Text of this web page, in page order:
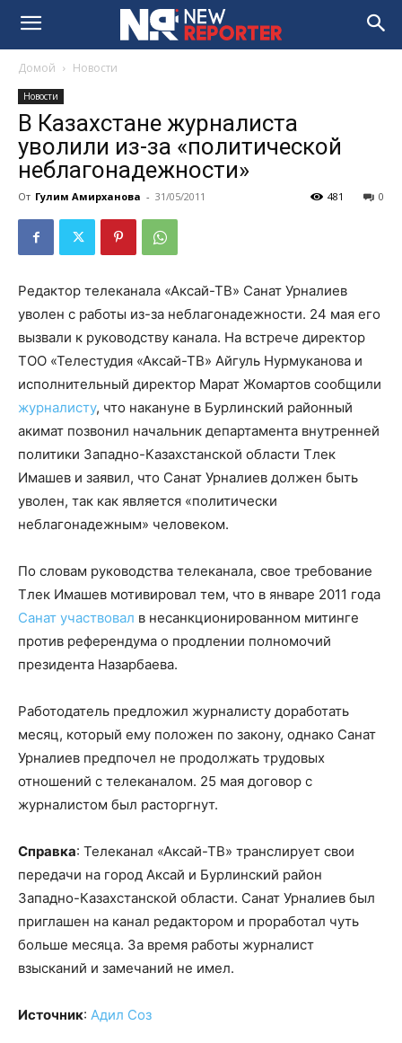
Домой Новости
Новости
В Казахстане журналиста
уволили из-за «политической
неблагонадежности»
От Гулим Амирханова - 31/05/2011 0
481
Редактор телеканала «Аксай-ТВ» Санат Урналиев
уволен с работы из-за неблагонадежности. 24 мая его
вызвали к руководству канала. На встрече директор
ТОО «Телестудия «Аксай-ТВ» Айгуль Нурмуканова и
исполнительный директор Марат Жомартов сообщили
журналисту, что накануне в Бурлинский районный
акимат позвонил начальник департамента внутренней
политики Западно-Казахстанской области Тлек
Имашев и заявил, что Санат Урналиев должен быть
уволен, так как является «политически
неблагонадежным» человеком.
По словам руководства телеканала, свое требование
Тлек Имашев мотивировал тем, что в январе 2011 года
Санат участвовал в несанкционированном митинге
против референдума о продлении полномочий
президента Назарбаева.
Работодатель предложил журналисту доработать
месяц, который ему положен по закону, однако Санат
Урналиев предпочел не продолжать трудовых
отношений с телеканалом. 25 мая договор с
журналистом был расторгнут.
Справка: Телеканал «Аксай-ТВ» транслирует свои
передачи на город Аксай и Бурлинский район
Западно-Казахстанской области. Санат Урналиев был
приглашен на канал редактором и проработал чуть
больше месяца. За время работы журналист
взысканий и замечаний не имел.
Источник: Адил Соз